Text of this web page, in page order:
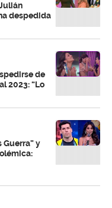
despedida
de
2023: “Lo
Guerra” y